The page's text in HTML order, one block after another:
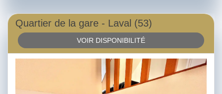
Quartier de la gare - Laval (53)
VOIR DISPONIBILITÉ